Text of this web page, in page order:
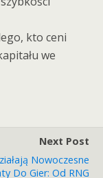
kto ceni
we
Next Post
Nowoczesne
Do Gier: Od RNG